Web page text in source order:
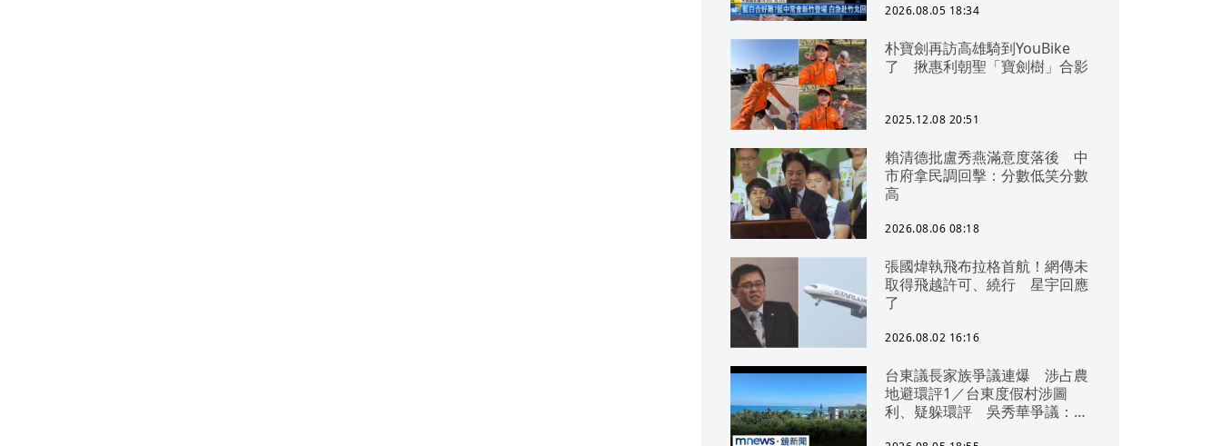
2026.08.05 18:34
朴寶劍再訪高雄騎到YouBike
了 揪惠利朝聖「寶劍樹」合影
2025.12.08 20:51
賴清德批盧秀燕滿意度落後 中
市府拿民調回擊：分數低笑分數
高
2026.08.06 08:18
張國煒執飛布拉格首航！網傳未
取得飛越許可、繞行 星宇回應
了
2026.08.02 16:16
台東議長家族爭議連爆 涉占農
地避環評1／台東度假村涉圖
利、疑躲環評 吳秀華爭議：概